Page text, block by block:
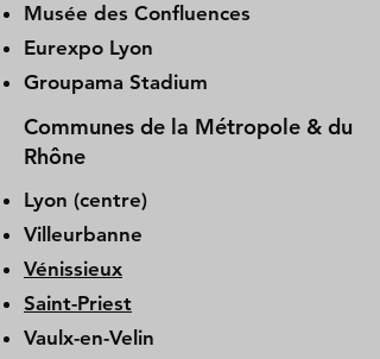
Musée des Confluences
Eurexpo Lyon
Groupama Stadium
Communes de la Métropole & du
Rhône
Lyon (centre)
Villeurbanne
Vénissieux
Saint-Priest
Vaulx-en-Velin